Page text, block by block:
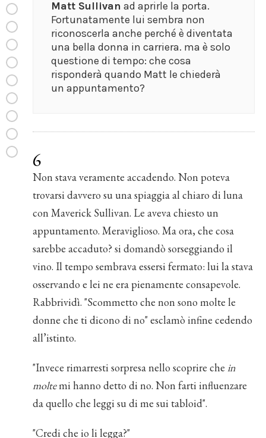
Matt Sullivan ad aprirle la porta.
Fortunatamente lui sembra non
riconoscerla anche perché è diventata
una bella donna in carriera. ma è solo
questione di tempo: che cosa
risponderà quando Matt le chiederà
un appuntamento?
6
Non stava veramente accadendo. Non poteva
trovarsi davvero su una spiaggia al chiaro di luna
con Maverick Sullivan. Le aveva chiesto un
appuntamento. Meraviglioso. Ma ora, che cosa
sarebbe accaduto? si domandò sorseggiando il
vino. Il tempo sembrava essersi fermato: lui la stava
osservando e lei ne era pienamente consapevole.
Rabbrividì. "Scommetto che non sono molte le
donne che ti dicono di no" esclamò infine cedendo
all’istinto.
"Invece rimarresti sorpresa nello scoprire chein
moltemi hanno detto di no. Non farti influenzare
da quello che leggi su di me sui tabloid".
"Credi che io li legga?"